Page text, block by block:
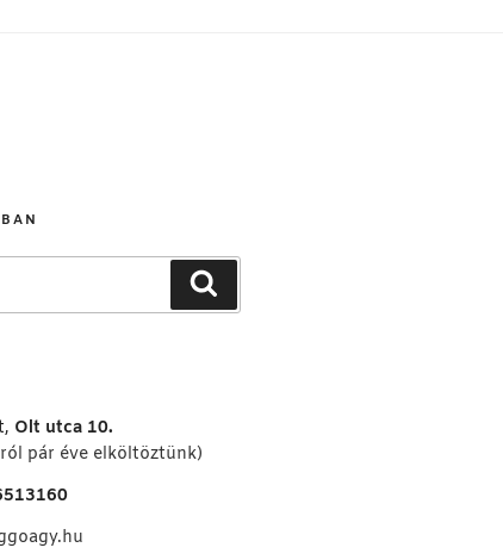
Olt utca 10.
pár éve elköltöztünk)